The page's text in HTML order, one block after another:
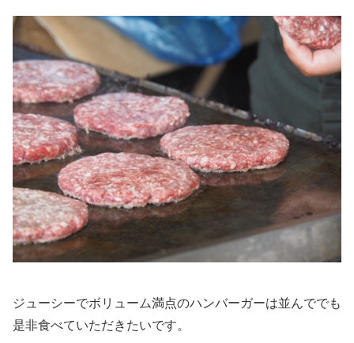
ジューシーでボリューム満点のハンバーガーは並んででも
是非食べていただきたいです。